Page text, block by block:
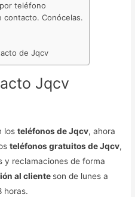
teléfono
Conócelas.
de Jqcv
Jqcv
losteléfonos de Jqcv, ahora
teléfonos gratuitos de Jqcv,
y reclamaciones de forma
al cliente son de lunes a
horas.